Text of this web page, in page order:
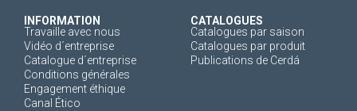
INFORMATION
Travaille avec nous
Vidéo d´entreprise
Catalogue d´entreprise
Conditions générales
Engagement éthique
Canal Ético
CATALOGUES
Catalogues par saison
Catalogues par produit
Publications de Cerdá